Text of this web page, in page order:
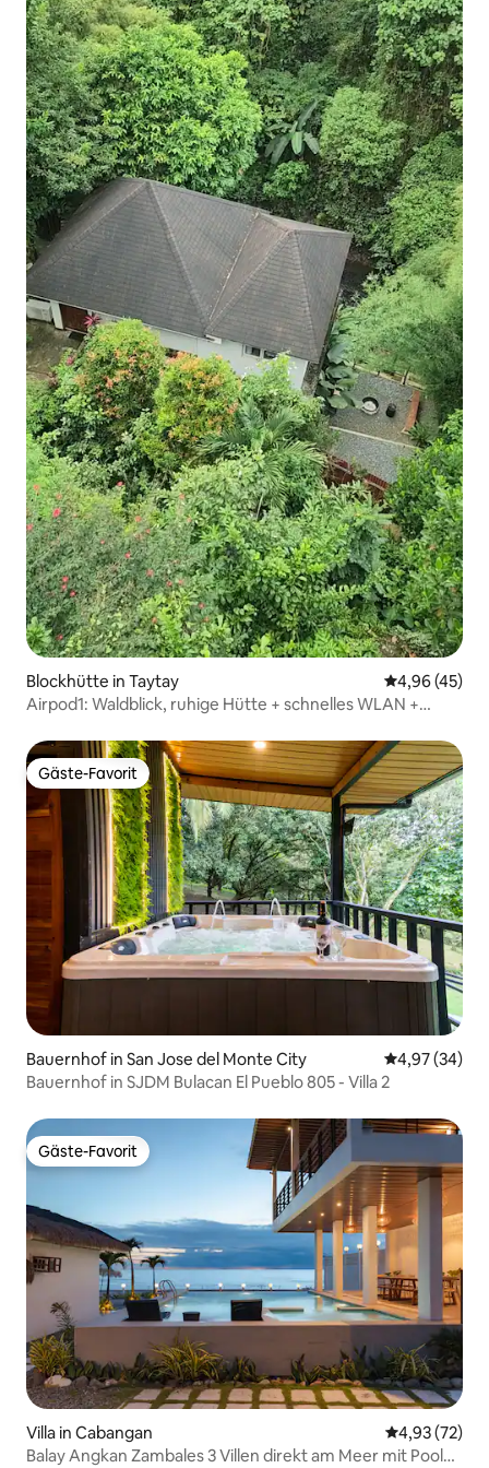
Blockhütte in Taytay
4,96 (45)
Airpod1: Waldblick, ruhige Hütte + schnelles WLAN +
Gäste-Favorit
Gäste-Favorit
Bauernhof in San Jose del Monte City
4,97 (34)
Bauernhof in SJDM Bulacan El Pueblo 805 - Villa 2
Gäste-Favorit
Gäste-Favorit
Villa in Cabangan
4,93 (72)
Balay Angkan Zambales 3 Villen direkt am Meer mit Pool